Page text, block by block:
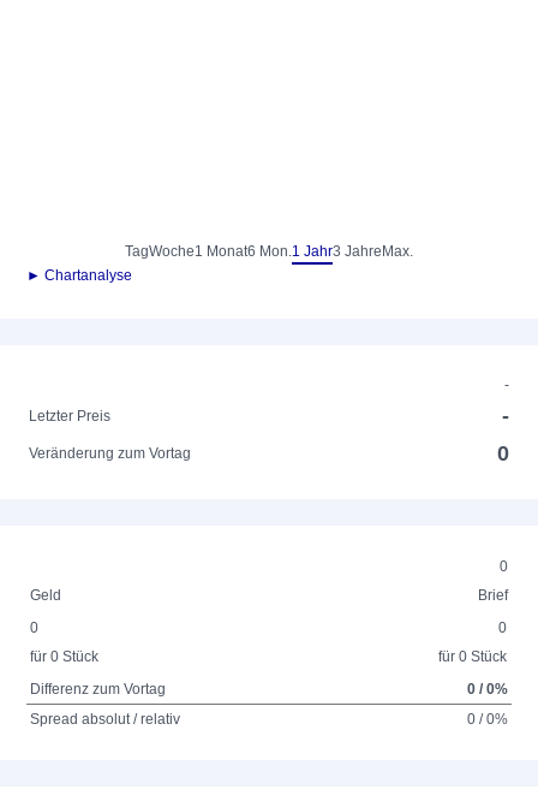
TagWoche1 Monat6 Mon.1 Jahr3 Jahre Max.
► Chartanalyse
-
Letzter Preis
-
Veränderung zum Vortag 0
0
Geld
Brief
0
für 0 Stück
0
für 0 Stück
Differenz zum Vortag
0 / 0%
Spread absolut / relativ
0 / 0%